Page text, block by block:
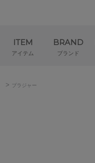
ITEM
アイテム
BRAND
ブランド
> ブラジャー